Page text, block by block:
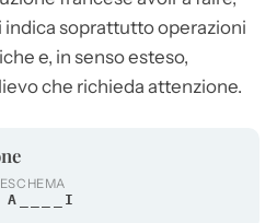
indica soprattutto operazioni
e, in senso esteso,
che richieda attenzione.
SCHEMA
A____I